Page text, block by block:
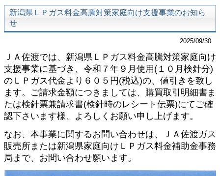
新潟県ＬＰガス料金高騰対策家庭向け支援事業のお知ら
せ
2025/09/30
ＪＡ佐渡では、新潟県ＬＰガス料金高騰対策家庭向け
支援事業に基づき、令和７年９月使用 ( １０月検針分)
のＬＰガス代金より６０５円 (税込)の、値引きを致し
ます。ご請求金額につきましては、購買取引明細書ま
たは検針票兼請求書(検針時のレシート伝票)にてご確
認下さいます様、よろしくお願い申し上げます。
なお、本事業に関するお問い合わせは、ＪＡ佐渡ガス
販売所または新潟県家庭向けＬＰガス料金補助金事務
局まで、お問い合わせ願います。